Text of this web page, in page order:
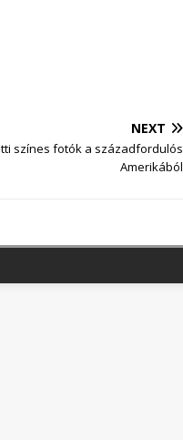
NEXT
színes fotók a századfordulós
Amerikából